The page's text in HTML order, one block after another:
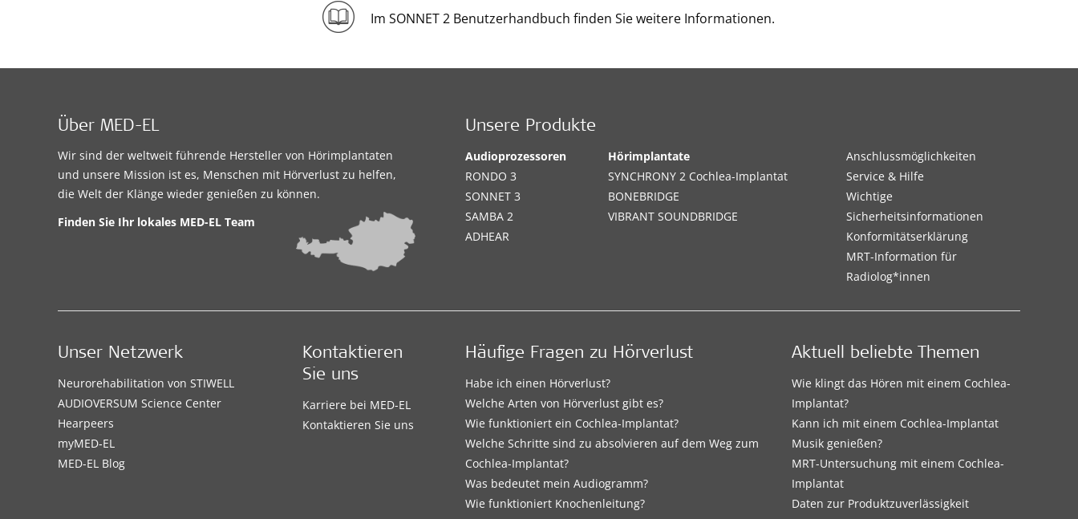
Im SONNET 2 Benutzerhandbuch finden Sie weitere Informationen.
Über MED-EL
Wir sind der weltweit führende Hersteller von Hörimplantaten
und unsere Mission ist es, Menschen mit Hörverlust zu helfen,
die Welt der Klänge wieder genießen zu können.
Finden Sie Ihr lokales MED-EL Team
Unsere Produkte
Audioprozessoren
RONDO 3
SONNET 3
SAMBA 2
ADHEAR
Hörimplantate
SYNCHRONY 2 Cochlea-Implantat
BONEBRIDGE
VIBRANT SOUNDBRIDGE
Anschlussmöglichkeiten
Service & Hilfe
Wichtige
Sicherheitsinformationen
Konformitätserklärung
MRT-Information für
Radiolog*innen
Häufige Fragen zu Hörverlust
Habe ich einen Hörverlust?
Welche Arten von Hörverlust gibt es?
Wie funktioniert ein Cochlea-Implantat?
Welche Schritte sind zu absolvieren auf dem Weg zum
Cochlea-Implantat?
Was bedeutet mein Audiogramm?
Wie funktioniert Knochenleitung?
Aktuell beliebte Themen
Wie klingt das Hören mit einem Cochlea-
Implantat?
Kann ich mit einem Cochlea-Implantat
Musik genießen?
MRT-Untersuchung mit einem Cochlea-
Implantat
Daten zur Produktzuverlässigkeit
Unser Netzwerk
Neurorehabilitation von STIWELL
AUDIOVERSUM Science Center
Hearpeers
myMED‑EL
MED-EL Blog
Kontaktieren
Sie uns
Karriere bei MED-EL
Kontaktieren Sie uns